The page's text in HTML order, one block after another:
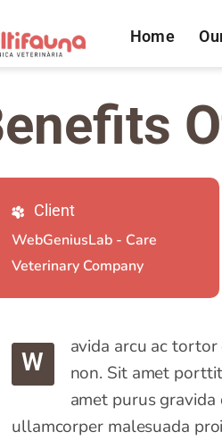
Home
Client
WebGeniusLab - Care
Veterinary Company
W
avida arcu ac
non. Sit amet
amet purus
ullamcorper malesuada